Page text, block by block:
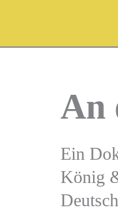
springen
An
Ein
König